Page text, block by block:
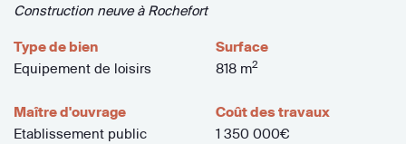
Construction neuve à Rochefort
Type de bien
Equipement de loisirs
Surface
818 m2
Maître d'ouvrage
Etablissement public
Coût des travaux
1 350 000€